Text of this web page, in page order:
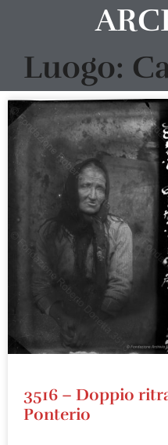
Luogo:
3516 – Doppio
Ponterio